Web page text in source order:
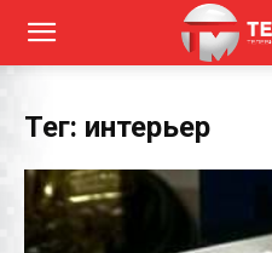
Тег: интерьер